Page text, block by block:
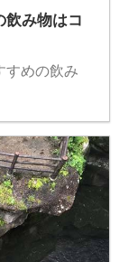
飲み物はコ
すめの飲み